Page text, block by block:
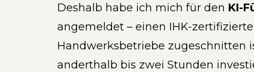
Deshalb habe ich mich für den KI-
angemeldet – einen IHK-
Handwerksbetriebe zugeschnitten
anderthalb bis zwei Stunden